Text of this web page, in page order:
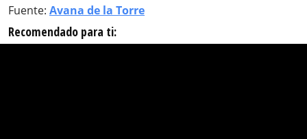
Fuente: Avana de la Torre
Recomendado para ti: